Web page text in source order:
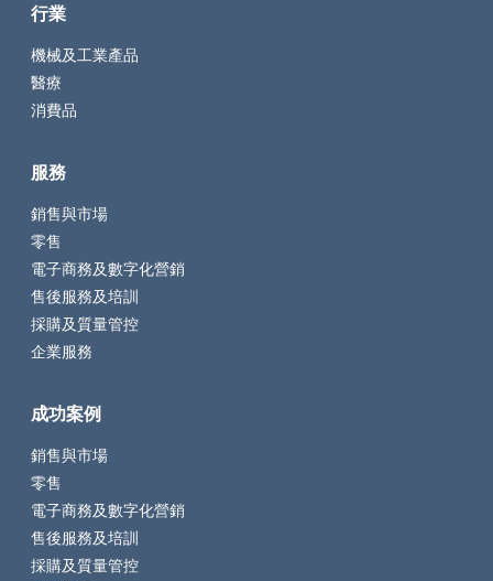
行業
機械及工業產品
醫療
消費品
服務
銷售與市場
零售
電子商務及數字化營銷
售後服務及培訓
採購及質量管控
企業服務
成功案例
銷售與市場
零售
電子商務及數字化營銷
售後服務及培訓
採購及質量管控